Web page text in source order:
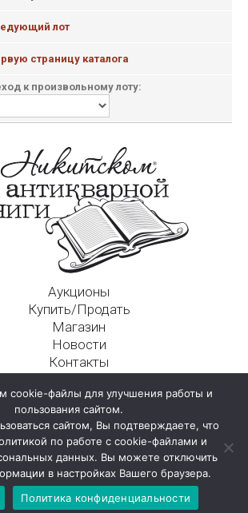
лот
страницу каталога
к произвольному лоту:
Аукционы
Купить/Продать
Магазин
Новости
Контакты
Москва, Никитский пер., д. 4а, стр. 1
cookie-файлы для улучшения работы и
пользования сайтом.
сайтом, Вы подтверждаете, что
по работе с cookie-файлами и
данных. Вы можете отключить
в настройках Вашего браузера.
Политика конфиденциальности